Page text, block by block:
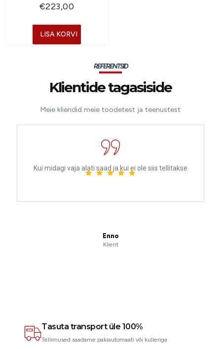
€223,00
LISA KORVI
REFERENTSID
Klientide tagasiside
Meie kliendid meie toodetest ja teenustest
Enno
Klient
Kui midagi vaja alati saad ja kui ei ole siis tellitakse
Tasuta transport üle 100%
Tellimused saadame pakiautomaati või kulleriga